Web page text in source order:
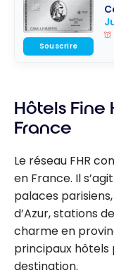
Souscrire
Hôtels Fine
France
Le réseau FHR
en France. Il
palaces
d’Azur, stations
charme en
principaux
destination.